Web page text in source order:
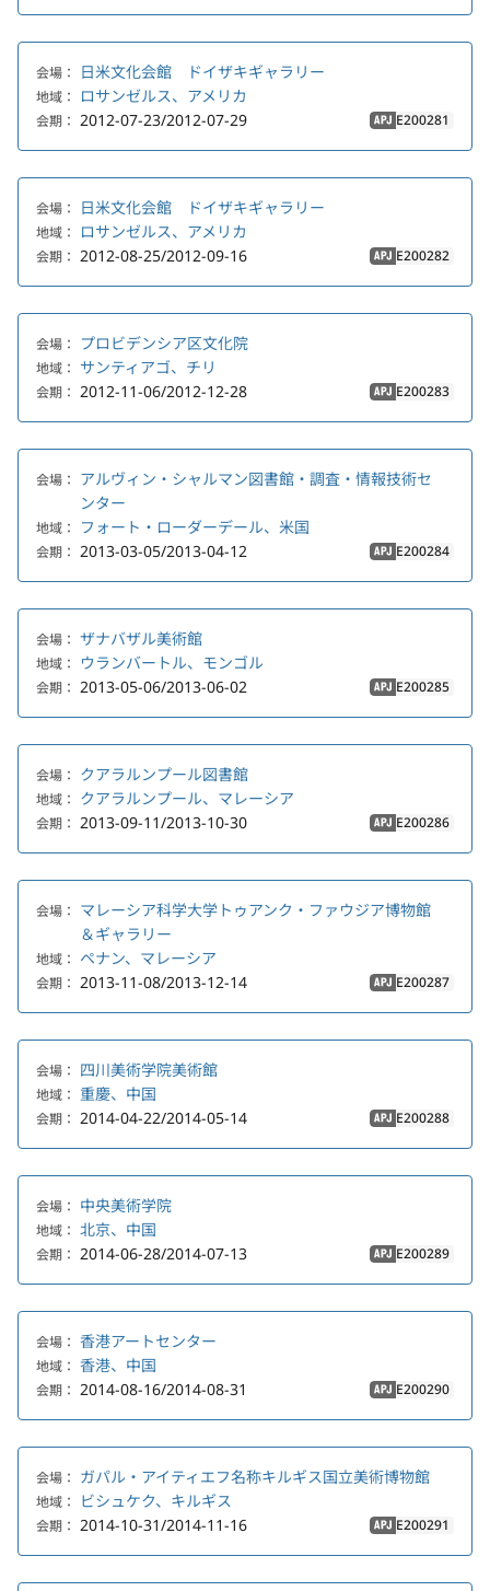
会場： 日米文化会館 ドイザキギャラリー
地域： ロサンゼルス、アメリカ
会期： 2012-07-23/2012-07-29 APJ E200281
会場： 日米文化会館 ドイザキギャラリー
地域： ロサンゼルス、アメリカ
会期： 2012-08-25/2012-09-16 APJ E200282
会場： プロビデンシア区文化院
地域： サンティアゴ、チリ
会期： 2012-11-06/2012-12-28 APJ E200283
会場： アルヴィン・シャルマン図書館・調査・情報技術セ
ンター
地域： フォート・ローダーデール、米国
会期： 2013-03-05/2013-04-12 APJ E200284
会場： ザナバザル美術館
地域： ウランバートル、モンゴル
会期： 2013-05-06/2013-06-02 APJ E200285
会場： クアラルンプール図書館
地域： クアラルンプール、マレーシア
会期： 2013-09-11/2013-10-30 APJ E200286
会場： マレーシア科学大学トゥアンク・ファウジア博物館
＆ギャラリー
地域： ペナン、マレーシア
会期： 2013-11-08/2013-12-14 APJ E200287
会場： 四川美術学院美術館
地域： 重慶、中国
会期： 2014-04-22/2014-05-14 APJ E200288
会場： 中央美術学院
地域： 北京、中国
会期： 2014-06-28/2014-07-13 APJ E200289
会場： 香港アートセンター
地域： 香港、中国
会期： 2014-08-16/2014-08-31 APJ E200290
会場： ガパル・アイティエフ名称キルギス国立美術博物館
地域： ビシュケク、キルギス
会期： 2014-10-31/2014-11-16 APJ E200291